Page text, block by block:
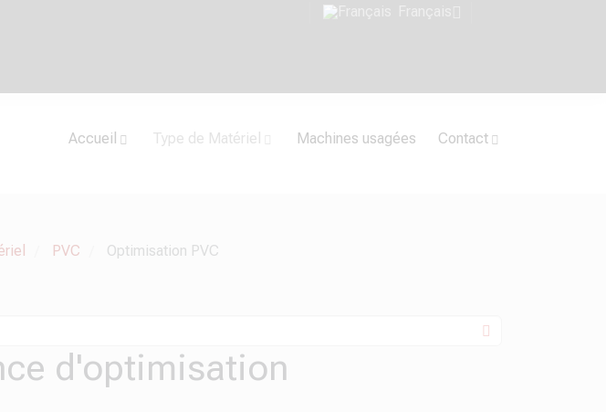
Accueil Type de Matériel Machines usagées Contact
PVC Optimisation PVC
d'optimisation